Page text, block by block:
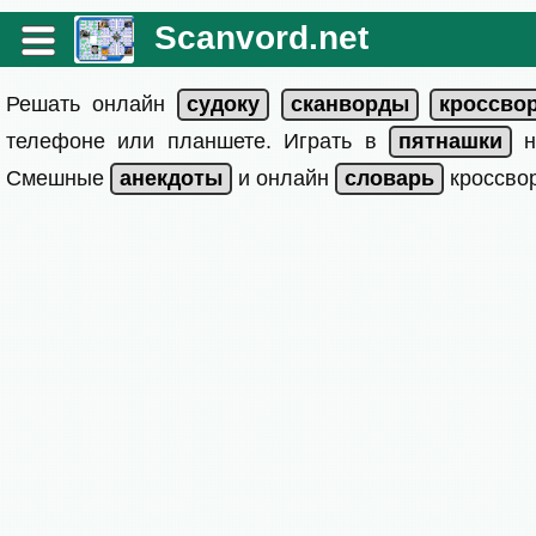
Scanvord.net
Решать онлайн
телефоне или планшете. Играть в
Смешные
и онлайн